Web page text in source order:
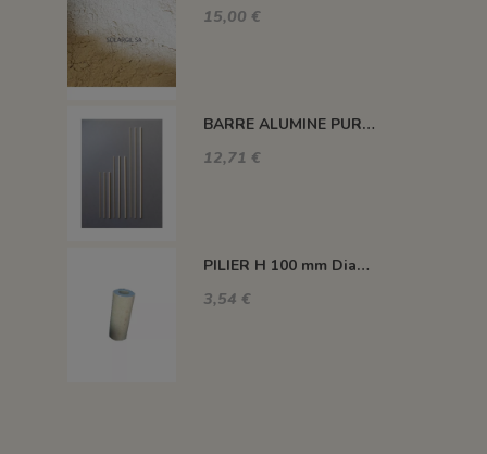
15,00 €
BARRE ALUMINE PURE 1400°C L200 X 2 MM
12,71 €
PILIER H 100 mm Diam.43 mm 1350°C
3,54 €